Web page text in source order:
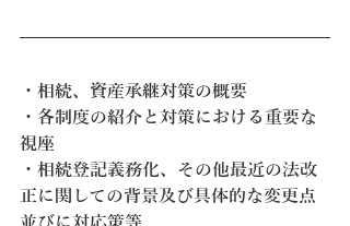
・相続、資産承継対策の概要
・各制度の紹介と対策における重要な
視座
・相続登記義務化、その他最近の法改
正に関しての背景及び具体的な変更点